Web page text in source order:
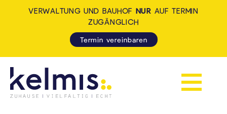
Navigation
VERWALTUNG UND BAUHOF NUR AUF TERMIN
ZUGÄNGLICH
Termin vereinbaren